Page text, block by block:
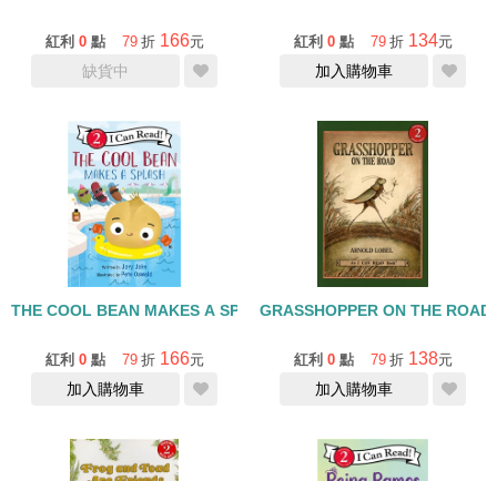
紅利 0 點 79 折 166元
缺貨中
紅利 0 點 79 折 134元
加入購物車
THE COOL BEAN MAKES A SPLASH/I CAN READ/LEVEL 2
紅利 0 點 79 折 166元
加入購物車
GRASSHOPPER ON THE
紅利 0 點 79 折 138元
加入購物車